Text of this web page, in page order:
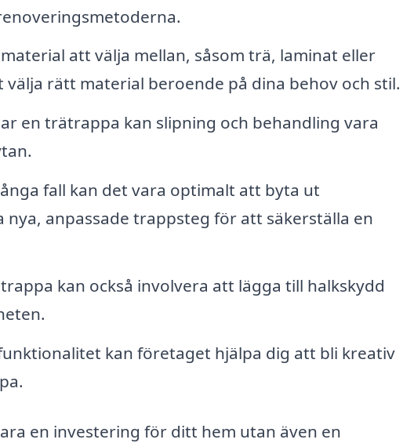
att välja mellan, såsom trä, laminat eller
rätt material beroende på dina behov och stil.
en trätrappa kan slipning och behandling vara
fall kan det vara optimalt att byta ut
anpassade trappsteg för att säkerställa en
kan också involvera att lägga till halkskydd
kan företaget hjälpa dig att bli kreativ
en investering för ditt hem utan även en